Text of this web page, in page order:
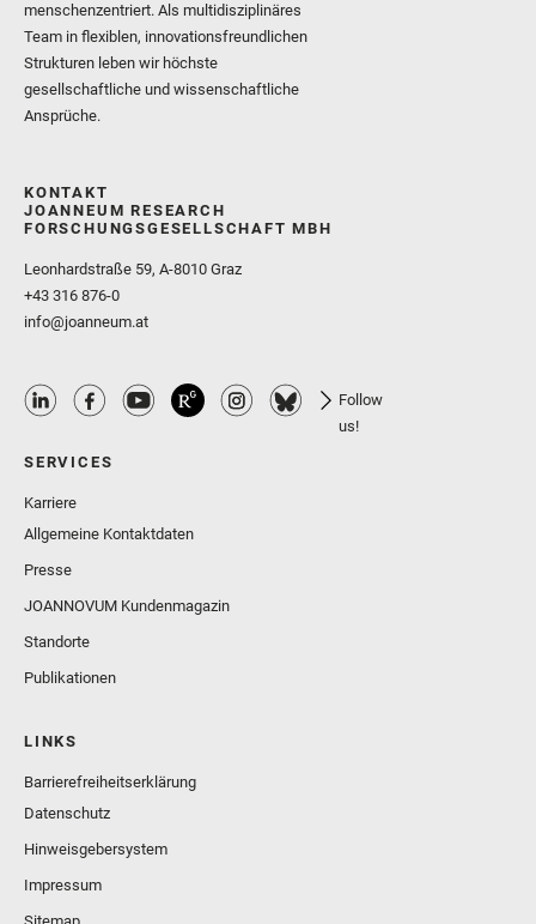
menschenzentriert. Als multidisziplinäres
Team in flexiblen, innovationsfreundlichen
Strukturen leben wir höchste
gesellschaftliche und wissenschaftliche
Ansprüche.
KONTAKT
JOANNEUM RESEARCH
FORSCHUNGSGESELLSCHAFT MBH
Leonhardstraße 59, A-8010 Graz
+43 316 876-0
info@joanneum.at
Follow
us!
SERVICES
Karriere
Allgemeine Kontaktdaten
Presse
JOANNOVUM Kundenmagazin
Standorte
Publikationen
LINKS
Barrierefreiheitserklärung
Datenschutz
Hinweisgebersystem
Impressum